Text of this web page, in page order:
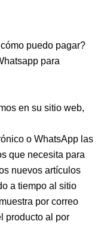
puedo pagar?
para
en su sitio web,
o WhatsApp las
que necesita para
nuevos artículos
a tiempo al sitio
por correo
producto al por